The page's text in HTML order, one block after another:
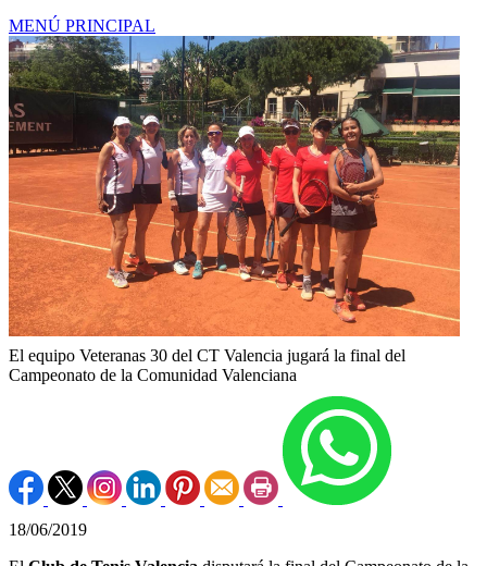
MENÚ PRINCIPAL
El equipo Veteranas 30 del CT Valencia jugará la final del
Campeonato de la Comunidad Valenciana
18/06/2019